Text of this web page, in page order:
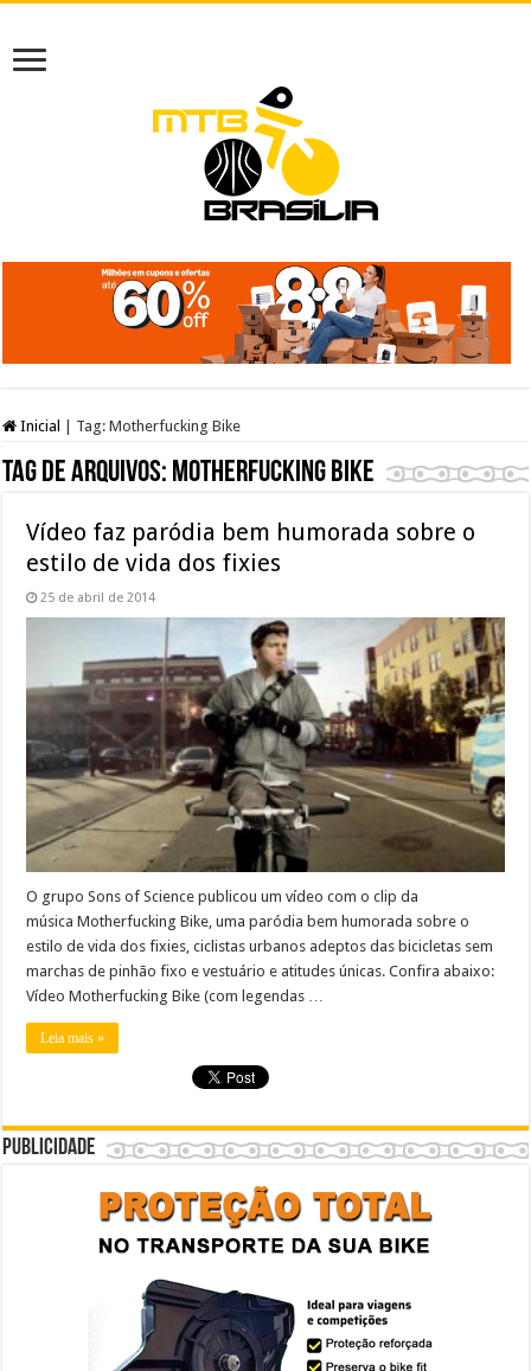
Inicial Tag:Motherfucking Bike
Tag de arquivos: Motherfucking Bike
Vídeo faz paródia bem humorada sobre o
estilo de vida dos fixies
25 de abril de 2014
O grupo Sons of Science publicou um vídeo com o clip da
música Motherfucking Bike, uma paródia bem humorada sobre o
estilo de vida dos fixies, ciclistas urbanos adeptos das bicicletas sem
marchas de pinhão fixo e vestuário e atitudes únicas. Confira abaixo:
Vídeo Motherfucking Bike (com legendas …
Leia mais »
Publicidade